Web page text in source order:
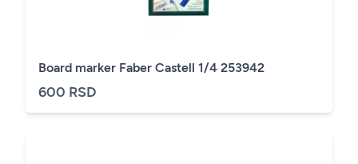
Board marker Faber Castell 1/4 253942
600 RSD